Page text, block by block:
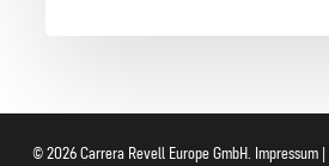
© 2026 Carrera Revell Europe GmbH. Impressum